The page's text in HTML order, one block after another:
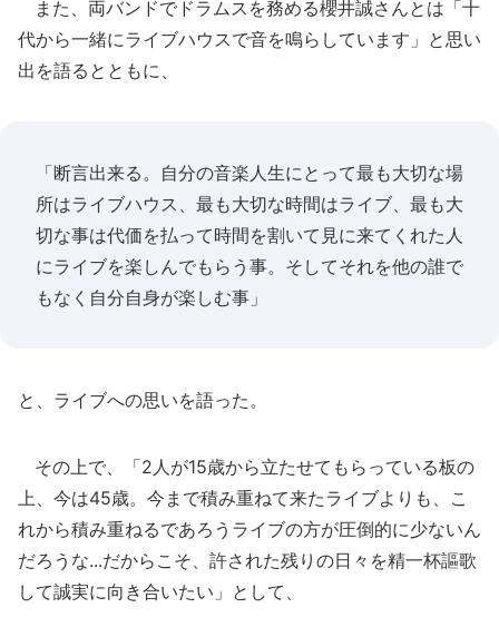
また、両バンドでドラムスを務める櫻井誠さんとは「十
代から一緒にライブハウスで音を鳴らしています」と思い
出を語るとともに、
「断言出来る。自分の音楽人生にとって最も大切な場
所はライブハウス、最も大切な時間はライブ、最も大
切な事は代価を払って時間を割いて見に来てくれた人
にライブを楽しんでもらう事。そしてそれを他の誰で
もなく自分自身が楽しむ事」
と、ライブへの思いを語った。
その上で、「2人が15歳から立たせてもらっている板の
上、今は45歳。今まで積み重ねて来たライブよりも、こ
れから積み重ねるであろうライブの方が圧倒的に少ないん
だろうな...だからこそ、許された残りの日々を精一杯謳歌
して誠実に向き合いたい」として、